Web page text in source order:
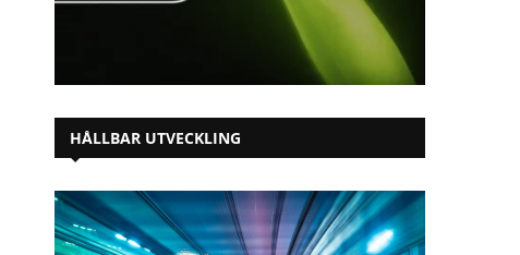
HÅLLBAR UTVECKLING